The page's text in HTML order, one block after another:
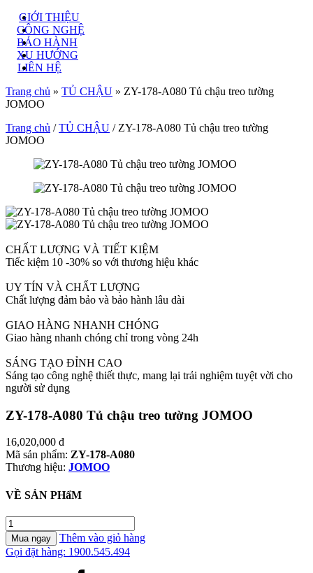
GIỚI THIỆU
CÔNG NGHỆ
BẢO HÀNH
XU HƯỚNG
LIÊN HỆ
Trang chủ » TỦ CHẬU » ZY-178-A080 Tủ chậu treo tường
JOMOO
Trang chủ /TỦ CHẬU / ZY-178-A080 Tủ chậu treo tường
JOMOO
CHẤT LƯỢNG VÀ TIẾT KIỆM
Tiếc kiệm 10 -30% so với thương hiệu khác
UY TÍN VÀ CHẤT LƯỢNG
Chất lượng đảm bảo và bảo hành lâu dài
GIAO HÀNG NHANH CHÓNG
Giao hàng nhanh chóng chỉ trong vòng 24h
SÁNG TẠO ĐỈNH CAO
Sáng tạo công nghệ thiết thực, mang lại trải nghiệm tuyệt vời cho
người sử dụng
ZY-178-A080 Tủ chậu treo tường JOMOO
16,020,000 đ
Mã sản phẩm: ZY-178-A080
Thương hiệu: JOMOO
VỀ SẢN PHẩM
ZY-
178-
A080
Tủ
Mua ngay
Thêm vào giỏ hàng
Gọi đặt hàng: 1900.545.494